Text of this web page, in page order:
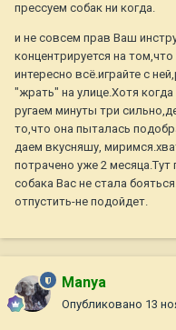
прессуем собак ни когда.
и не совсем прав Ваш
концентрируется на
интересно всё.играйте с
"жрать" на улице.Хотя
ругаем минуты три
то,что она пыталась
даем вкусняшу,
потрачено уже 2 месяца.Тут
собака Вас не стала
отпустить-не подойдет.
Manya
Опубликовано 13